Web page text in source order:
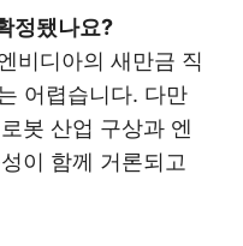
정됐나요?
비디아의 새만금 직
어렵습니다. 다만
봇 산업 구상과 엔
이 함께 거론되고